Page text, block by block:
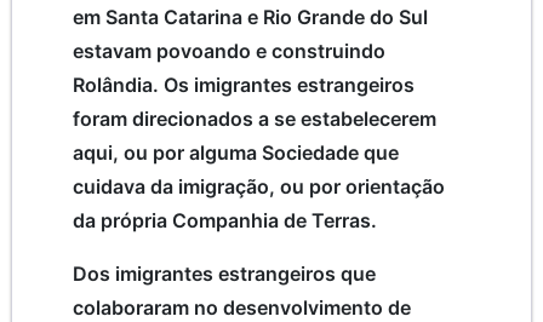
em Santa Catarina e Rio Grande do Sul
estavam povoando e construindo
Rolândia. Os imigrantes estrangeiros
foram direcionados a se estabelecerem
aqui, ou por alguma Sociedade que
cuidava da imigração, ou por orientação
da própria Companhia de Terras.
Dos imigrantes estrangeiros que
colaboraram no desenvolvimento de